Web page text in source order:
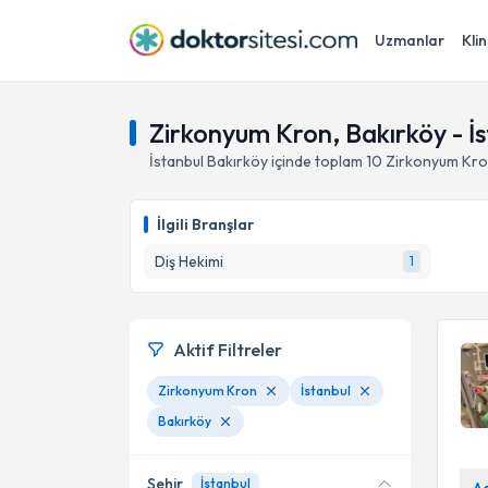
Uzmanlar
Zirkonyum Kron, Bakırköy -
İstanbul Bakırköyiçinde toplam 10 Zirkonyum
İlgili Branşlar
Diş Hekimi
1
Aktif Filtreler
Zirkonyum Kron
İstanbul
Bakırköy
Şehir İstanbul